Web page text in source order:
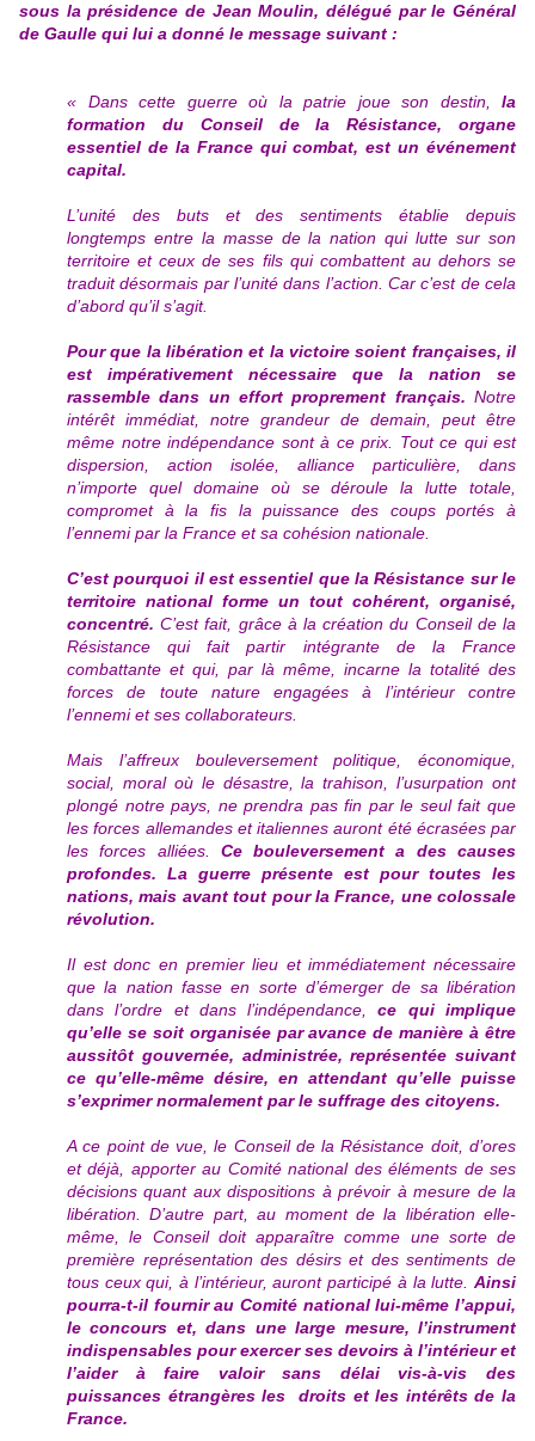
sous la présidence de Jean Moulin, délégué par le Général
de Gaulle qui lui a donné le message suivant :
« Dans cette guerre où la patrie joue son destin, la
formation du Conseil de la Résistance, organe
essentiel de la France qui combat, est un événement
capital.
L’unité des buts et des sentiments établie depuis
longtemps entre la masse de la nation qui lutte sur son
territoire et ceux de ses fils qui combattent au dehors se
traduit désormais par l’unité dans l’action. Car c’est de cela
d’abord qu’il s’agit.
Pour que la libération et la victoire soient françaises, il
est impérativement nécessaire que la nation se
rassemble dans un effort proprement français. Notre
intérêt immédiat, notre grandeur de demain, peut être
même notre indépendance sont à ce prix. Tout ce qui est
dispersion, action isolée, alliance particulière, dans
n’importe quel domaine où se déroule la lutte totale,
compromet à la fis la puissance des coups portés à
l’ennemi par la France et sa cohésion nationale.
C’est pourquoi il est essentiel que la Résistance sur le
territoire national forme un tout cohérent, organisé,
concentré. C’est fait, grâce à la création du Conseil de la
Résistance qui fait partir intégrante de la France
combattante et qui, par là même, incarne la totalité des
forces de toute nature engagées à l’intérieur contre
l’ennemi et ses collaborateurs.
Mais l’affreux bouleversement politique, économique,
social, moral où le désastre, la trahison, l’usurpation ont
plongé notre pays, ne prendra pas fin par le seul fait que
les forces allemandes et italiennes auront été écrasées par
les forces alliées. Ce bouleversement a des causes
profondes. La guerre présente est pour toutes les
nations, mais avant tout pour la France, une colossale
révolution.
Il est donc en premier lieu et immédiatement nécessaire
que la nation fasse en sorte d’émerger de sa libération
dans l’ordre et dans l’indépendance,ce qui implique
qu’elle se soit organisée par avance de manière à être
aussitôt gouvernée, administrée, représentée suivant
ce qu’elle-même désire, en attendant qu’elle puisse
s’exprimer normalement par le suffrage des citoyens.
A ce point de vue, le Conseil de la Résistance doit, d’ores
et déjà, apporter au Comité national des éléments de ses
décisions quant aux dispositions à prévoir à mesure de la
libération. D’autre part, au moment de la libération elle-
même, le Conseil doit apparaître comme une sorte de
première représentation des désirs et des sentiments de
tous ceux qui, à l’intérieur, auront participé à la lutte. Ainsi
pourra-t-il fournir au Comité national lui-même l’appui,
le concours et, dans une large mesure, l’instrument
indispensables pour exercer ses devoirs à l’intérieur et
l’aider à faire valoir sans délai vis-à-vis des
puissances étrangères lesdroits et les intérêts de la
France.